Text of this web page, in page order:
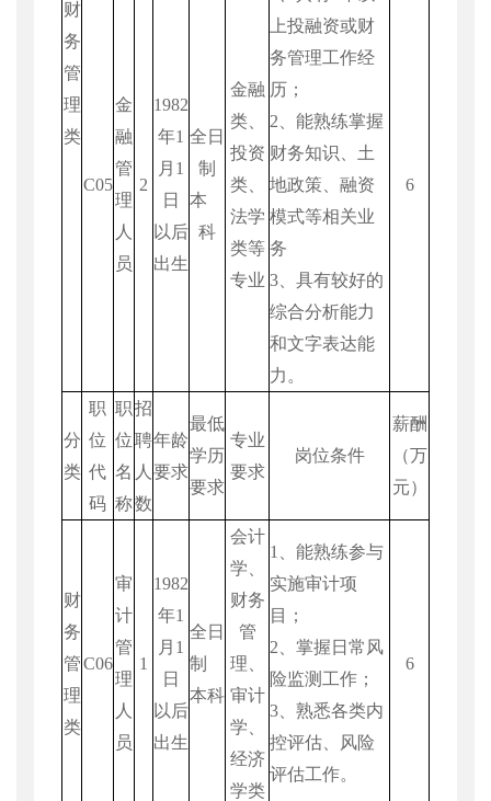
财
务
管
理
类
C05
金
融
管
理
人
员
2
1982
年1
月 1
日
以后
出生
全日
制
本
科
金融
类、
投资
类、
法学
类等
专业
上投融资或财
务管理工作经
历；
2 、能熟练掌握
财务知识、土
地政策、融资
模式等相关业
务
3 、具有较好的
综合分析能力
和文字表达能
力。
6
分
类
职
位
代
码
职
位
名
称
招
聘
人
数
年龄
要求
最低
学历
要求
专业
要求
岗位条件
薪酬
（万
元）
财
务
管
理
类
C06
审
计
管
理
人
员
1
1982
年1
月 1
日
以后
出生
全日
制
本科
会计
学、
财务
管
理、
审计
学、
经济
学类
1
、能熟练参与
实施审计项
目；
2 、掌握日常风
险监测工作；
3 、熟悉各类内
控评估、风险
评估工作。
6